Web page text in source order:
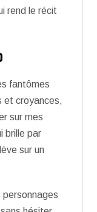
rend le récit
fantômes
et croyances,
sur mes
brille par
sur un
personnages